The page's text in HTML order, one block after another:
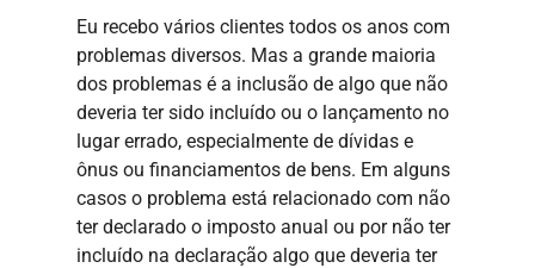
Eu recebo vários clientes todos os anos com
problemas diversos. Mas a grande maioria
dos problemas é a inclusão de algo que não
deveria ter sido incluído ou o lançamento no
lugar errado, especialmente de dívidas e
ônus ou financiamentos de bens. Em alguns
casos o problema está relacionado com não
ter declarado o imposto anual ou por não ter
incluído na declaração algo que deveria ter